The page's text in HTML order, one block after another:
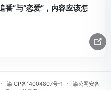
番”与“恋爱”，内容应该怎
⋅ 渝ICP备14004807号-1 ⋅
渝公网安备